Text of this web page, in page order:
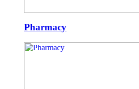
Pharmacy